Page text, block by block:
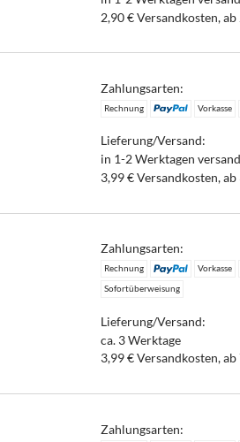
2,90 € Versandkosten,
Zahlungsarten:
Rechnung Vorkasse
Lieferung/Versand:
in 1-2 Werktagen
3,99 € Versandkosten,
Zahlungsarten:
Rechnung Vorkasse
Sofortüberweisung
Lieferung/Versand:
ca. 3 Werktage
3,99 € Versandkosten,
Zahlungsarten: